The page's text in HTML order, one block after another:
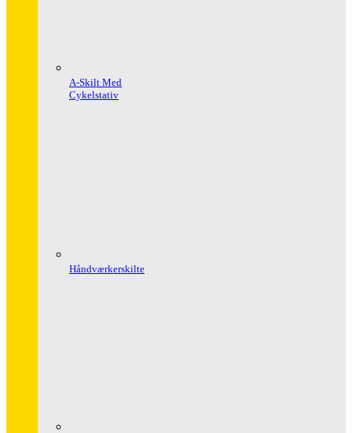
A-Skilt Med
Cykelstativ
Håndværkerskilte